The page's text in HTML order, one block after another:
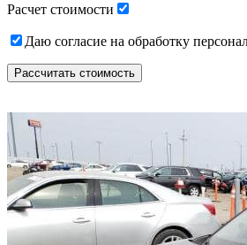
Расчет стоимости
Даю согласие на обработку